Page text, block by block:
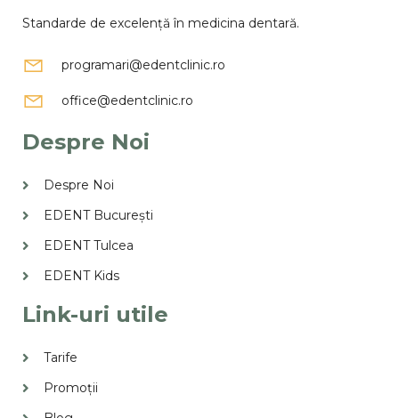
Standarde de excelență în medicina dentară.
programari@edentclinic.ro
office@edentclinic.ro
Despre Noi
Despre Noi
EDENT București
EDENT Tulcea
EDENT Kids
Link-uri utile
Tarife
Promoții